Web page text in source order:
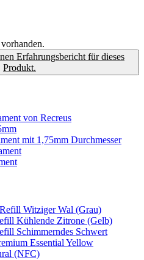
Erfahrungsbericht für dieses
Produkt.
von Recreus
mit 1,75mm Durchmesser
Witziger Wal (Grau)
Kühlende Zitrone (Gelb)
Schimmerndes Schwert
Essential Yellow
(NFC)